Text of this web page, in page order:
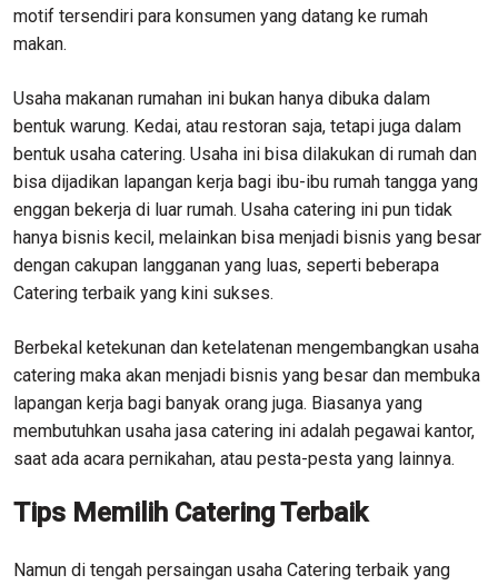
motif tersendiri para konsumen yang datang ke rumah
makan.
Usaha makanan rumahan ini bukan hanya dibuka dalam
bentuk warung. Kedai, atau restoran saja, tetapi juga dalam
bentuk usaha catering. Usaha ini bisa dilakukan di rumah dan
bisa dijadikan lapangan kerja bagi ibu-ibu rumah tangga yang
enggan bekerja di luar rumah. Usaha catering ini pun tidak
hanya bisnis kecil, melainkan bisa menjadi bisnis yang besar
dengan cakupan langganan yang luas, seperti beberapa
Catering terbaik yang kini sukses.
Berbekal ketekunan dan ketelatenan mengembangkan usaha
catering maka akan menjadi bisnis yang besar dan membuka
lapangan kerja bagi banyak orang juga. Biasanya yang
membutuhkan usaha jasa catering ini adalah pegawai kantor,
saat ada acara pernikahan, atau pesta-pesta yang lainnya.
Tips Memilih Catering Terbaik
Namun di tengah persaingan usaha Catering terbaik yang